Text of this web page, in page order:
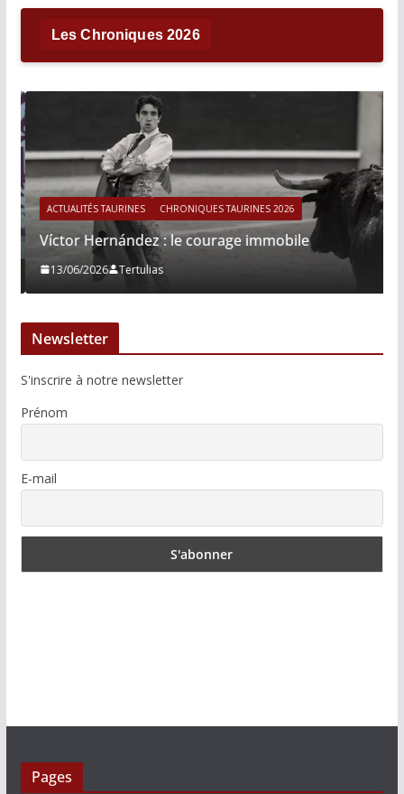
Les Chroniques 2026
ACTUALITÉS TAURINES CHRONIQUES TAURINES 2026
Víctor Hernández : le courage immobile
13/06/2026 Tertulias
Newsletter
S'inscrire à notre newsletter
Prénom
E-mail
Pages